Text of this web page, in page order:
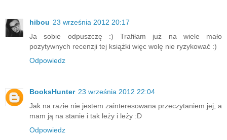
hibou 23 września 2012 20:17
Ja sobie odpuszczę :) Trafiłam już na wiele mało
pozytywnych recenzji tej książki więc wolę nie ryzykować :)
Odpowiedz
BooksHunter 23 września 2012 22:04
Jak na razie nie jestem zainteresowana przeczytaniem jej, a
mam ją na stanie i tak leży i leży :D
Odpowiedz